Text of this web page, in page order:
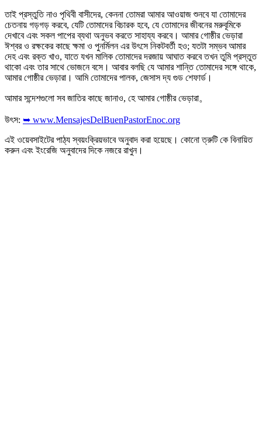
তাই প্রস্তুতি নাও পৃথিবী বাসীদের, কেননা তোমরা আমার আওয়াজ শুনবে যা তোমাদের
চেতনায় গড়গড় করবে, যেটি তোমাদের বিচারক হবে, যে তোমাদের জীবনের মরুবূমিকে
দেখাবে এবং সকল পাপের ব্যথা অনুভব করতে সাহায্য করবে। আমার গোষ্ঠীর ভেড়ারা
ঈশ্বর ও রক্ষকের কাছে ক্ষমা ও পুনর্মিলন এর উৎসে নিকটবর্তী হও; যতটা সম্ভব আমার
দেহ এবং রক্ত খাও, যাতে যখন মালিক তোমাদের দরজায় আঘাত করবে তখন তুমি প্রস্তুত
থাকো এবং তার সাথে ভোজনে বসে। আবার বলছি যে আমার শান্তি তোমাদের সঙ্গে থাকে,
আমার গোষ্ঠীর ভেড়ারা। আমি তোমাদের পালক, জেসাস দ্য গুড শেফার্ড।
আমার সন্দেশগুলো সব জাতির কাছে জানাও, হে আমার গোষ্ঠীর ভেড়ারা。
উৎস: ➥ www.MensajesDelBuenPastorEnoc.org
এই ওয়েবসাইটের পাঠ্য স্বয়ংক্রিয়ভাবে অনুবাদ করা হয়েছে। কোনো ত্রুটি কে বিনায়িত
করুন এবং ইংরেজি অনুবাদের দিকে নজরে রাখুন।